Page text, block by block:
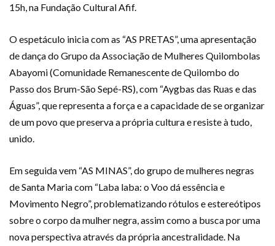
15h, na Fundação Cultural Afif.
O espetáculo inicia com as “AS PRETAS”, uma apresentação
de dança do Grupo da Associação de Mulheres Quilombolas
Abayomi (Comunidade Remanescente de Quilombo do
Passo dos Brum-São Sepé-RS), com “Aygbas das Ruas e das
Águas”, que representa a força e a capacidade de se organizar
de um povo que preserva a própria cultura e resiste à tudo,
unido.
Em seguida vem “AS MINAS”, do grupo de mulheres negras
de Santa Maria com “Laba laba: o Voo dá essência e
Movimento Negro”, problematizando rótulos e estereótipos
sobre o corpo da mulher negra, assim como a busca por uma
nova perspectiva através da própria ancestralidade. Na